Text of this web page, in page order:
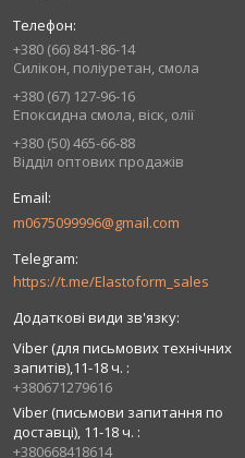
+380 (66) 841-86-14
Силікон, поліуретан, смола
+380 (67) 127-96-16
Епоксидна смола, віск, олії
+380 (50) 465-66-88
Відділ оптових продажів
m0675099996@gmail.com
https://t.me/Elastoform_sales
Viber (для письмових технічних
запитів),11-18 ч.
+380671279616
Viber (письмови запитання по
доставці), 11-18 ч.
+380668418614